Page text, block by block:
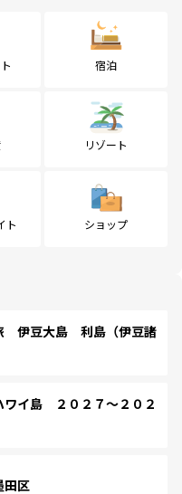
宿泊
リゾート
ト ショップ
伊豆大島 利島（伊豆諸
イ島 ２０２７～２０２
区